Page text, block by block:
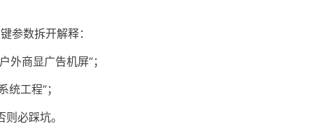
参数拆开解释：
外商显广告机屏”；
工程”；
必踩坑。